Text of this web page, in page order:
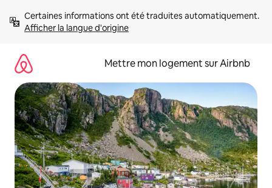
directement
Afficher la langue d'origine
Mettre mon logement sur Airbnb